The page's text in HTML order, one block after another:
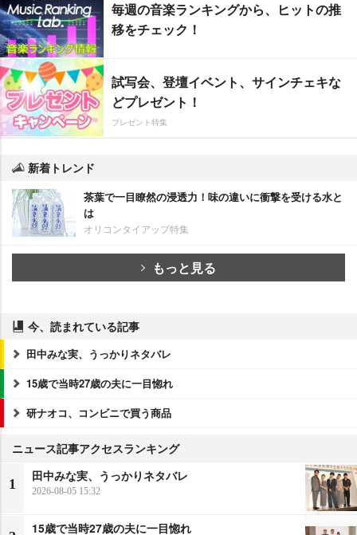
毎週の音楽ランキングから、ヒットの推
移をチェック！
試写会、登壇イベント、サインチェキな
どプレゼント！
プレゼント特集
新着トレンド
茶葉で一目瞭然の浸透力！味の違いに衝撃を受ける水と
は
オリコンタイアップ特集
もっと見る
今、読まれている記事
田中みな実、うっかりネタバレ
15歳で当時27歳の夫に一目惚れ
研ナオコ、コンビニで買う商品
ニュース記事アクセスランキング
1
田中みな実、うっかりネタバレ
2026-08-05 15:32
15歳で当時27歳の夫に一目惚れ